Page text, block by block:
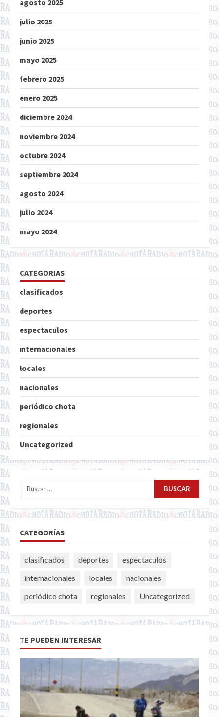
agosto 2025
julio 2025
junio 2025
mayo 2025
febrero 2025
enero 2025
diciembre 2024
noviembre 2024
octubre 2024
septiembre 2024
agosto 2024
julio 2024
mayo 2024
CATEGORIAS
clasificados
deportes
espectaculos
internacionales
locales
nacionales
periódico chota
regionales
Uncategorized
Buscar:
CATEGORÍAS
clasificados deportes
espectaculos
internacionales
locales
nacionales
periódico chota
regionales Uncategorized
TE PUEDEN INTERESAR